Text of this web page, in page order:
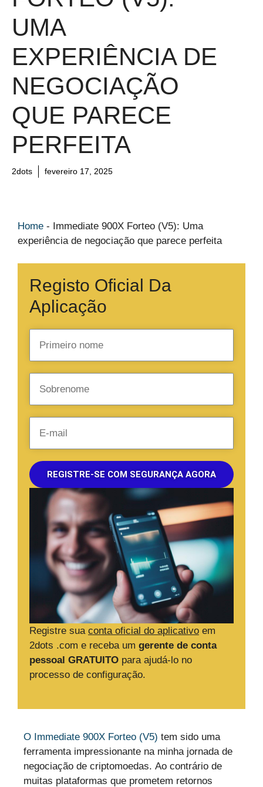
UMA
EXPERIÊNCIA DE
NEGOCIAÇÃO
QUE PARECE
PERFEITA
2dots fevereiro 17, 2025
Home - Immediate 900X Forteo (V5): Uma
experiência de negociação que parece perfeita
Registre sua conta oficial do aplicativo em
2dots .com e receba um gerente de conta
pessoal GRATUITO para ajudá-lo no
processo de configuração.
Registo Oficial Da
Aplicação
REGISTRE-SE COM SEGURANÇA AGORA
O Immediate 900X Forteo (V5) tem sido uma
ferramenta impressionante na minha jornada de
negociação de criptomoedas. Ao contrário de
muitas plataformas que prometem retornos